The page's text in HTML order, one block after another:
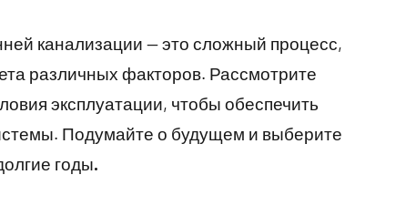
канализации — это сложный процесс,
различных факторов. Рассмотрите
эксплуатации, чтобы обеспечить
Подумайте о будущем и выберите
годы.